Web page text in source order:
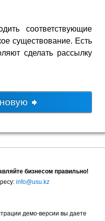
соответствующие
существование. Есть
сделать рассылку
бизнесом правильно!
info@usu.kz
демо-версии вы даете